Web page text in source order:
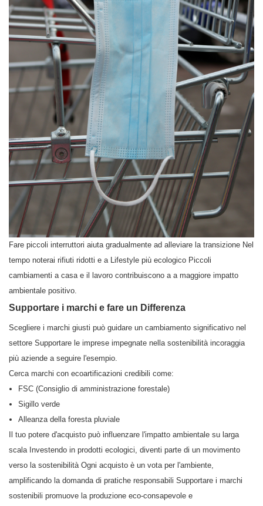
Fare piccoli interruttori aiuta gradualmente ad alleviare la transizione Nel
tempo noterai rifiuti ridotti e a Lifestyle più ecologico Piccoli
cambiamenti a casa e il lavoro contribuiscono a a maggiore impatto
ambientale positivo.
Supportare i marchi e fare un Differenza
Scegliere i marchi giusti può guidare un cambiamento significativo nel
settore Supportare le imprese impegnate nella sostenibilità incoraggia
più aziende a seguire l'esempio.
Cerca marchi con ecoartificazioni credibili come:
FSC (Consiglio di amministrazione forestale)
Sigillo verde
Alleanza della foresta pluviale
Il tuo potere d'acquisto può influenzare l'impatto ambientale su larga
scala Investendo in prodotti ecologici, diventi parte di un movimento
verso la sostenibilità Ogni acquisto è un vota per l'ambiente,
amplificando la domanda di pratiche responsabili Supportare i marchi
sostenibili promuove la produzione eco-consapevole e